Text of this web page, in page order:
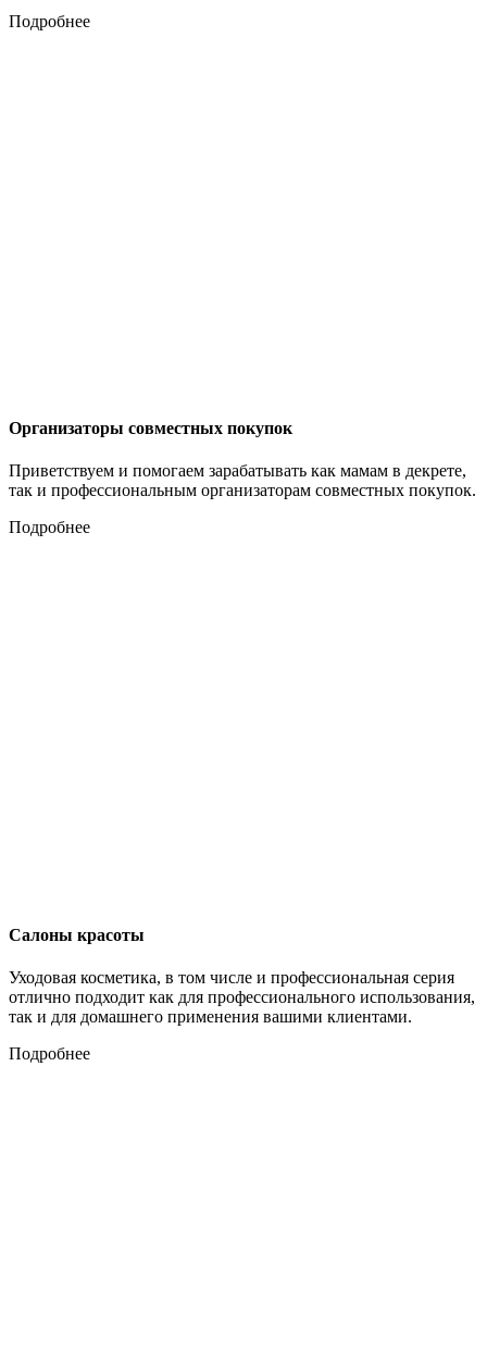
Подробнее
Организаторы совместных покупок
Приветствуем и помогаем зарабатывать как мамам в декрете,
так и профессиональным организаторам совместных покупок.
Подробнее
Салоны красоты
Уходовая косметика, в том числе и профессиональная серия
отлично подходит как для профессионального использования,
так и для домашнего применения вашими клиентами.
Подробнее